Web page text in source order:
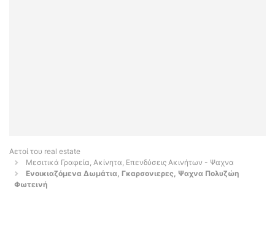
Αετοί του real estate
Μεσιτικά Γραφεία, Ακίνητα, Επενδύσεις Ακινήτων - Ψαχνα
Ενοικιαζόμενα Δωμάτια, Γκαρσονιερες, Ψαχνα Πολυζώη
Φωτεινή